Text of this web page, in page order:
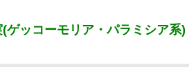
ゲッコーモリア・パラミシア系)